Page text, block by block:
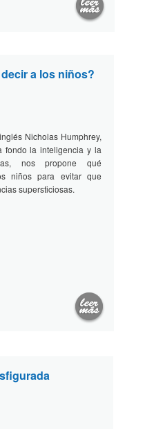
a los niños?
Nicholas Humphrey,
fondo la inteligencia y la
nos propone qué
niños para evitar que
supersticiosas.